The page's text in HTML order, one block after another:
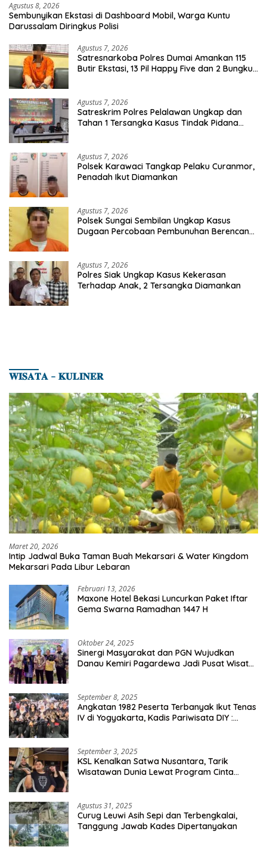
Agustus 8, 2026
Sembunyikan Ekstasi di Dashboard Mobil, Warga Kuntu
Darussalam Diringkus Polisi
Agustus 7, 2026
Satresnarkoba Polres Dumai Amankan 115
Butir Ekstasi, 13 Pil Happy Five dan 2 Bungkus
Agustus 7, 2026
Satreskrim Polres Pelalawan Ungkap dan
Tahan 1 Tersangka Kasus Tindak Pidana
Agustus 7, 2026
Polsek Karawaci Tangkap Pelaku Curanmor,
Penadah Ikut Diamankan
Agustus 7, 2026
Polsek Sungai Sembilan Ungkap Kasus
Dugaan Percobaan Pembunuhan Berencana,
Agustus 7, 2026
Polres Siak Ungkap Kasus Kekerasan
Terhadap Anak, 2 Tersangka Diamankan
𝐖𝐈𝐒𝐀𝐓𝐀 – 𝐊𝐔𝐋𝐈𝐍𝐄𝐑
Maret 20, 2026
Intip Jadwal Buka Taman Buah Mekarsari & Water Kingdom
Mekarsari Pada Libur Lebaran
Februari 13, 2026
Maxone Hotel Bekasi Luncurkan Paket Iftar
Gema Swarna Ramadhan 1447 H
Oktober 24, 2025
Sinergi Masyarakat dan PGN Wujudkan
Danau Kemiri Pagardewa Jadi Pusat Wisata
September 8, 2025
Angkatan 1982 Peserta Terbanyak Ikut Tenas
IV di Yogyakarta, Kadis Pariwisata DIY :
September 3, 2025
KSL Kenalkan Satwa Nusantara, Tarik
Wisatawan Dunia Lewat Program Cinta
Agustus 31, 2025
Curug Leuwi Asih Sepi dan Terbengkalai,
Tanggung Jawab Kades Dipertanyakan